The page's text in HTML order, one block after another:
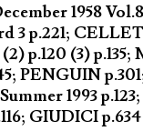
1958 Vol.8
3 p.221;
p.120 (3) p.135;
PENGUIN
1993
GIUDICI